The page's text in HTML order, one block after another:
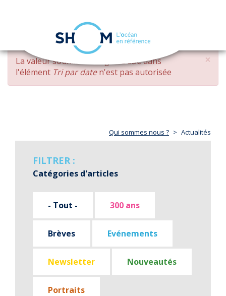
Aller
contenu
principal
navigation
×
MESSAGE
D'ERREUR
La valeur soumise changed DESCdans
l'élément Tri par daten'est pas autorisée
Qui sommes nous ? Actualités
FILTRER :
Catégories d'articles
- Tout - 300 ans
Brèves Evénements
Newsletter Nouveautés
Portraits